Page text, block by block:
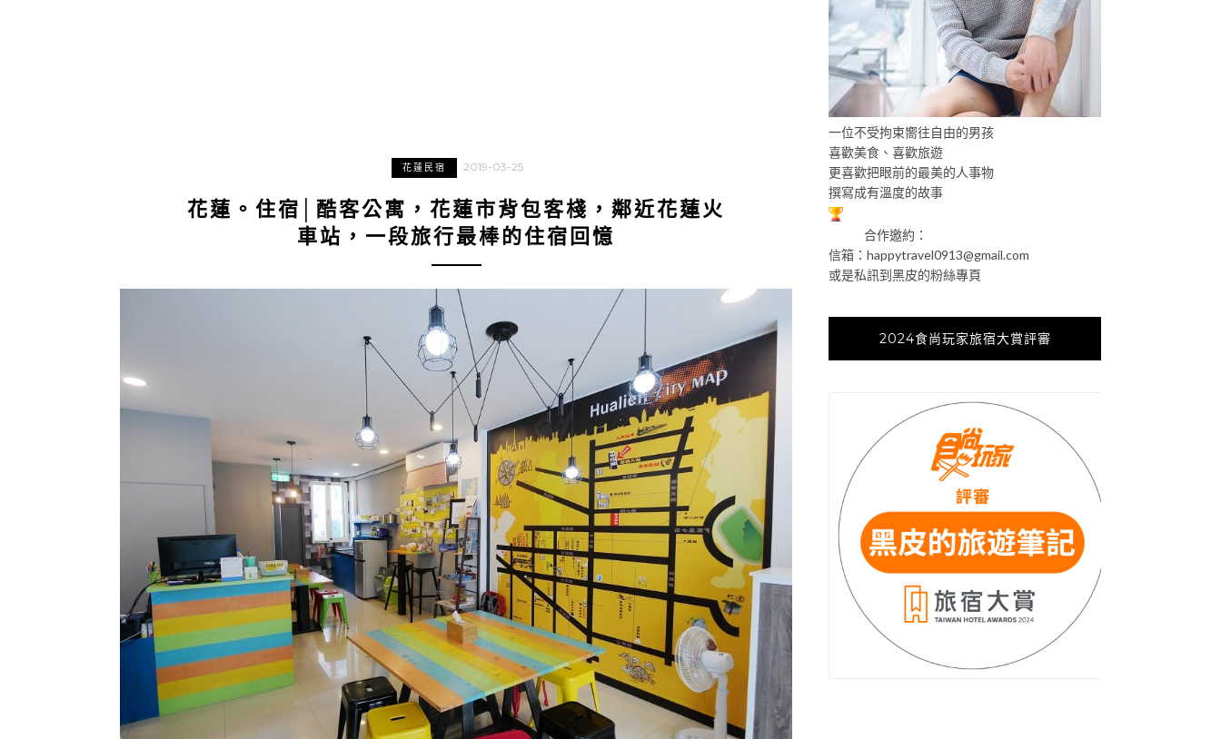
花蓮民宿 2019-03-25
花蓮。住宿│酷客公寓，花蓮市背包客棧，鄰近花蓮火
車站，一段旅行最棒的住宿回憶
一位不受拘束嚮往自由的男孩
喜歡美食、喜歡旅遊
更喜歡把眼前的最美的人事物
撰寫成有溫度的故事
合作邀約：
信箱： happytravel0913@gmail.com
或是私訊到黑皮的粉絲專頁
2024食尚玩家旅宿大賞評審